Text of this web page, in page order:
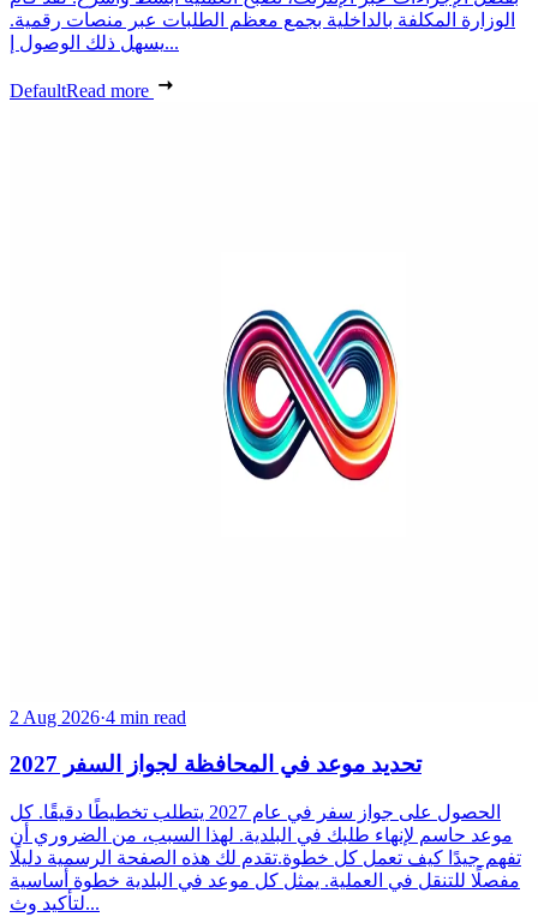
الوزارة المكلفة بالداخلية بجمع معظم الطلبات عبر منصات رقمية.
يسهل ذلك الوصول إ...
DefaultRead more
2 Aug 2026·4 min read
تحديد موعد في المحافظة لجواز السفر 2027
الحصول على جواز سفر في عام 2027 يتطلب تخطيطًا دقيقًا. كل
موعد حاسم لإنهاء طلبك في البلدية. لهذا السبب، من الضروري أن
تفهم جيدًا كيف تعمل كل خطوة.تقدم لك هذه الصفحة الرسمية دليلًا
مفصلًا للتنقل في العملية. يمثل كل موعد في البلدية خطوة أساسية
لتأكيد وث...